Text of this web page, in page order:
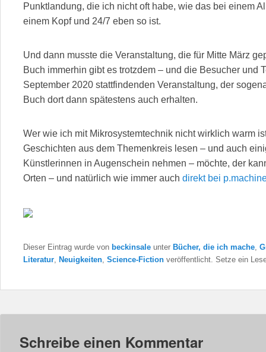
Punktlandung, die ich nicht oft habe, wie das bei einem
einem Kopf und 24/7 eben so ist.
Und dann musste die Veranstaltung, die für Mitte März
Buch immerhin gibt es trotzdem – und die Besucher und
September 2020 stattfindenden Veranstaltung, der
Buch dort dann spätestens auch erhalten.
Wer wie ich mit Mikrosystemtechnik nicht wirklich warm
Geschichten aus dem Themenkreis lesen – und auch
Künstlerinnen in Augenschein nehmen – möchte, der
Orten – und natürlich wie immer auch direkt bei
Dieser Eintrag wurde von beckinsale unter Bücher, die ich mache
Literatur
Neuigkeiten Science-Fiction veröffentlicht. Setze ein
Schreibe einen Kommentar